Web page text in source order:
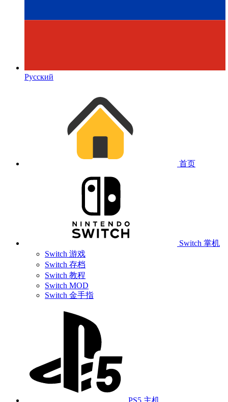
Русский
首页
Switch 掌机
Switch 游戏
Switch 存档
Switch 教程
Switch MOD
Switch 金手指